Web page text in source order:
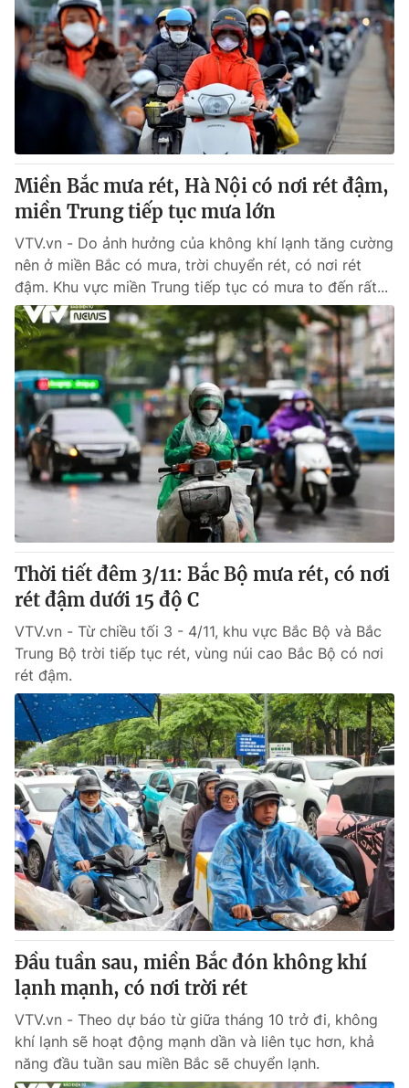
Miền Bắc mưa rét, Hà Nội có nơi rét đậm,
miền Trung tiếp tục mưa lớn
VTV.vn - Do ảnh hưởng của không khí lạnh tăng cường
nên ở miền Bắc có mưa, trời chuyển rét, có nơi rét
đậm. Khu vực miền Trung tiếp tục có mưa to đến rất...
Thời tiết đêm 3/11: Bắc Bộ mưa rét, có nơi
rét đậm dưới 15 độ C
VTV.vn - Từ chiều tối 3 - 4/11, khu vực Bắc Bộ và Bắc
Trung Bộ trời tiếp tục rét, vùng núi cao Bắc Bộ có nơi
rét đậm.
Đầu tuần sau, miền Bắc đón không khí
lạnh mạnh, có nơi trời rét
VTV.vn - Theo dự báo từ giữa tháng 10 trở đi, không
khí lạnh sẽ hoạt động mạnh dần và liên tục hơn, khả
năng đầu tuần sau miền Bắc sẽ chuyển lạnh.